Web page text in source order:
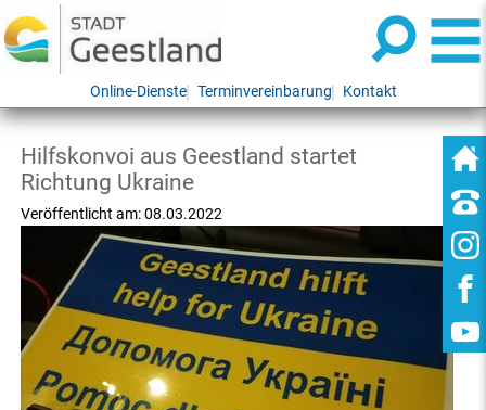
Online-Dienste Terminvereinbarung Kontakt
Hilfskonvoi aus Geestland startet
Richtung Ukraine
Veröffentlicht am:08.03.2022